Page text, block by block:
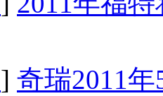
] 奇瑞2011